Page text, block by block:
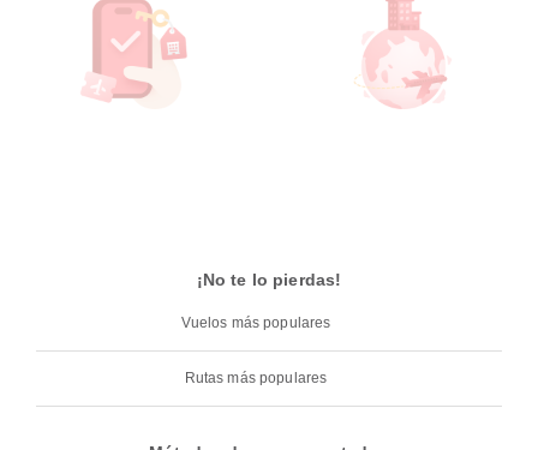
¡No te lo pierdas!
Vuelos más populares
Rutas más populares